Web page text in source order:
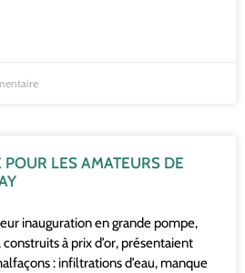
LES AMATEURS DE
inauguration en grande pompe,
à prix d’or, présentaient
: infiltrations d’eau, manque